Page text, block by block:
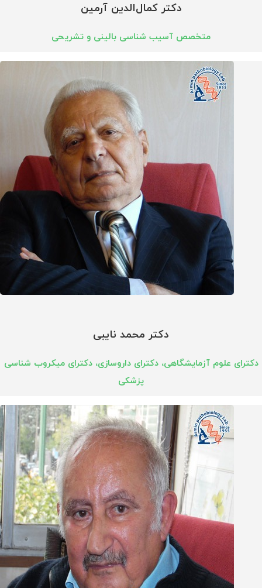
دکتر کمال‌الدین آرمین
متخصص آسیب شناسی بالینی و تشریحی
دکتر محمد نایبی
دکترای علوم آزمایشگاهی، دکترای داروسازی، دکترای میکروب شناسی
پزشکی